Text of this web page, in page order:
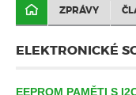
ZPRÁVY
ELEKTRONICKÉ
EEPROM PAMĚTI S